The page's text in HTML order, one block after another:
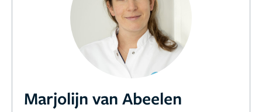
Marjolijn van Abeelen